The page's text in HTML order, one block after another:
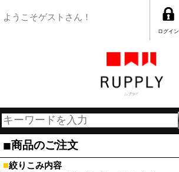
ようこそゲストさん！
ログイン
■商品のご注文
■絞りこみ内容